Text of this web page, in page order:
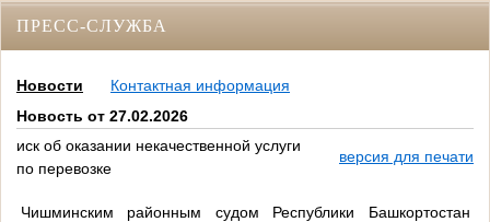
ПРЕСС-СЛУЖБА
Новости
Контактная информация
Новость от 27.02.2026
иск об оказании некачественной услуги
по перевозке
версия для печати
Чишминским районным судом Республики Башкортостан